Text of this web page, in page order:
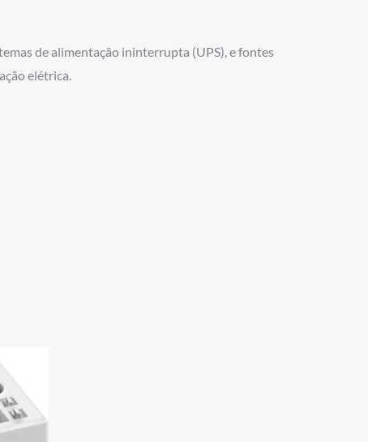
de alimentação ininterrupta (UPS), e fontes
elétrica.